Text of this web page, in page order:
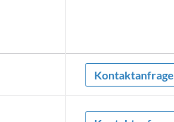
Kontaktanfrage